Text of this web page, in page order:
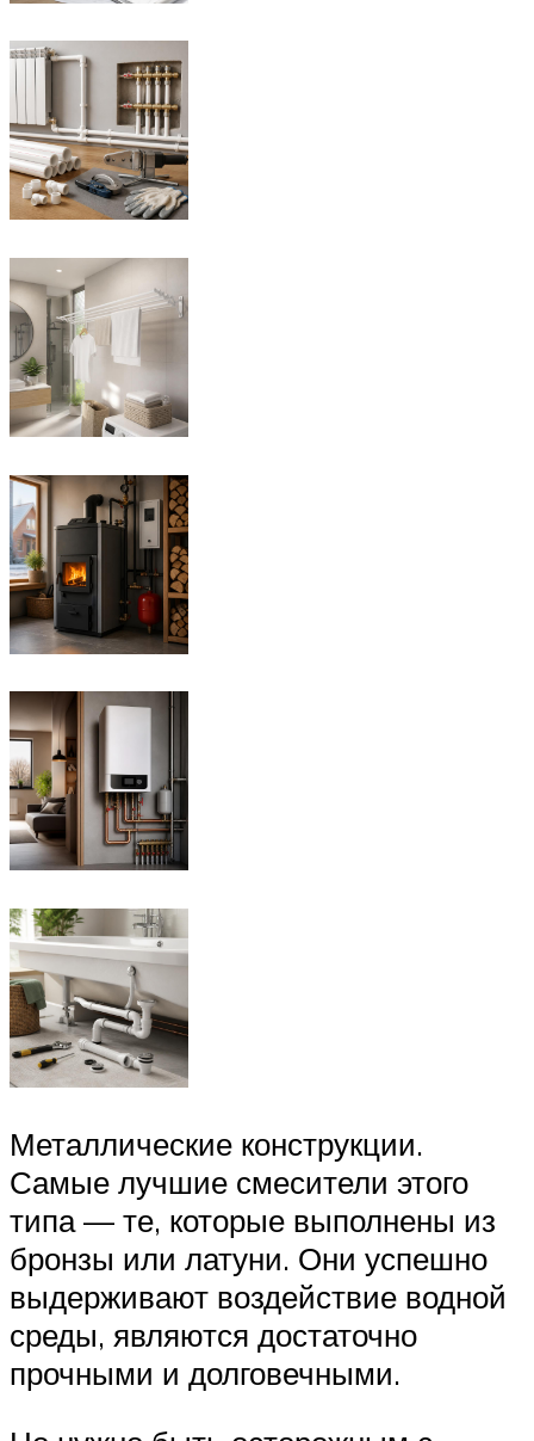
Металлические конструкции.
Самые лучшие смесители этого
типа — те, которые выполнены из
бронзы или латуни. Они успешно
выдерживают воздействие водной
среды, являются достаточно
прочными и долговечными.